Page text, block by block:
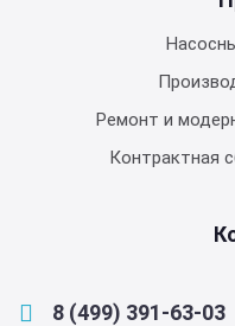
Ремонт и
Контрактная
8 (499) 391-63-03